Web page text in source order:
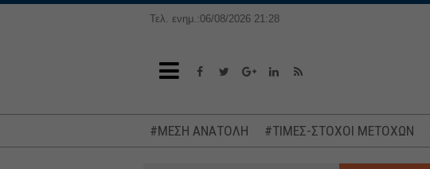
Τελ. ενημ.:06/08/2026 21:28
#ΜΕΣΗ ΑΝΑΤΟΛΗ #ΤΙΜΕΣ-ΣΤΟΧΟΙ ΜΕΤΟΧΩΝ